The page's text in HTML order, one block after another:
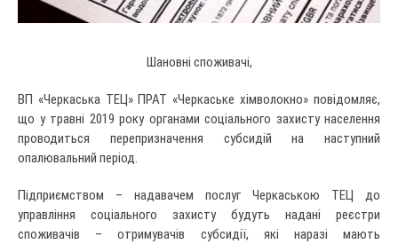
Шановні споживачі,
ВП «Черкаська ТЕЦ» ПРАТ «Черкаське хімволокно» повідомляє,
що у травні 2019 року органами соціального захисту населення
проводиться перепризначення субсидій на наступний
опалювальний період.
Підприємством – надавачем послуг Черкаською ТЕЦ до
управління соціального захисту будуть надані реєстри
споживачів – отримувачів субсидії, які наразі мають